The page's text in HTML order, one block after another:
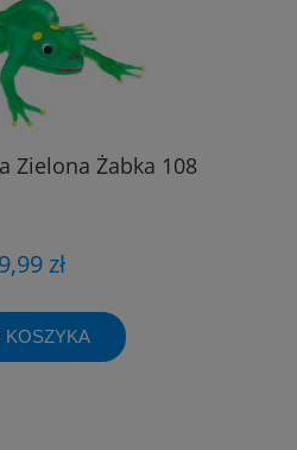
Zielona Żabka 108
9,99 zł
KOSZYKA